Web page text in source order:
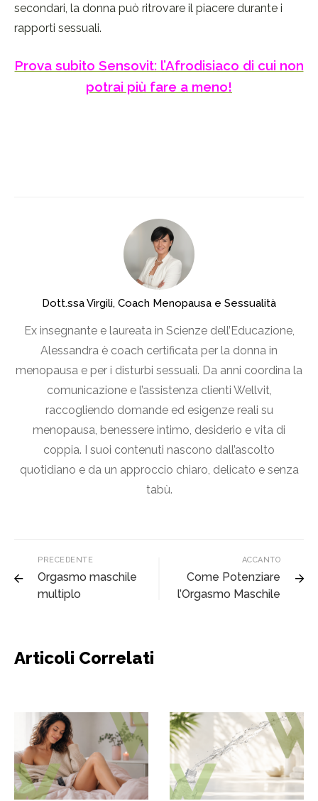
secondari, la donna può ritrovare il piacere durante i
rapporti sessuali.
Prova subito Sensovit: l’Afrodisiaco di cui non
potrai più fare a meno!
Dott.ssa Virgili, Coach Menopausa e Sessualità
Ex insegnante e laureata in Scienze dell’Educazione,
Alessandra è coach certificata per la donna in
menopausa e per i disturbi sessuali. Da anni coordina la
comunicazione e l’assistenza clienti Wellvit,
raccogliendo domande ed esigenze reali su
menopausa, benessere intimo, desiderio e vita di
coppia. I suoi contenuti nascono dall’ascolto
quotidiano e da un approccio chiaro, delicato e senza
tabù.
PRECEDENTE
Orgasmo maschile
multiplo
ACCANTO
Come Potenziare
l’Orgasmo Maschile
Articoli Correlati